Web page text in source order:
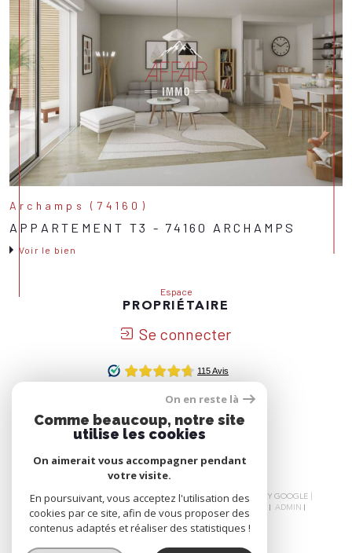
Archamps (74160)
APPARTEMENT T3 - 74160 ARCHAMPS
Voir le bien
Espace
PROPRIÉTAIRE
Se connecter
ADHÉRONS
© 2026 | TOUS DROITS RÉSERVÉS | TRADUCTION POWERED BY GOOGLE |
NOS HONORAIRES
PLAN DU SITE MENTIONS LÉGALES
ADMIN
NOS LIENS
POLITIQUE RGPD COOKIES
On en reste là
Comme beaucoup, notre site
utilise les cookies
On aimerait vous accompagner pendant
votre visite.
En poursuivant, vous acceptez l'utilisation des
cookies par ce site, afin de vous proposer des
contenus adaptés et réaliser des statistiques !